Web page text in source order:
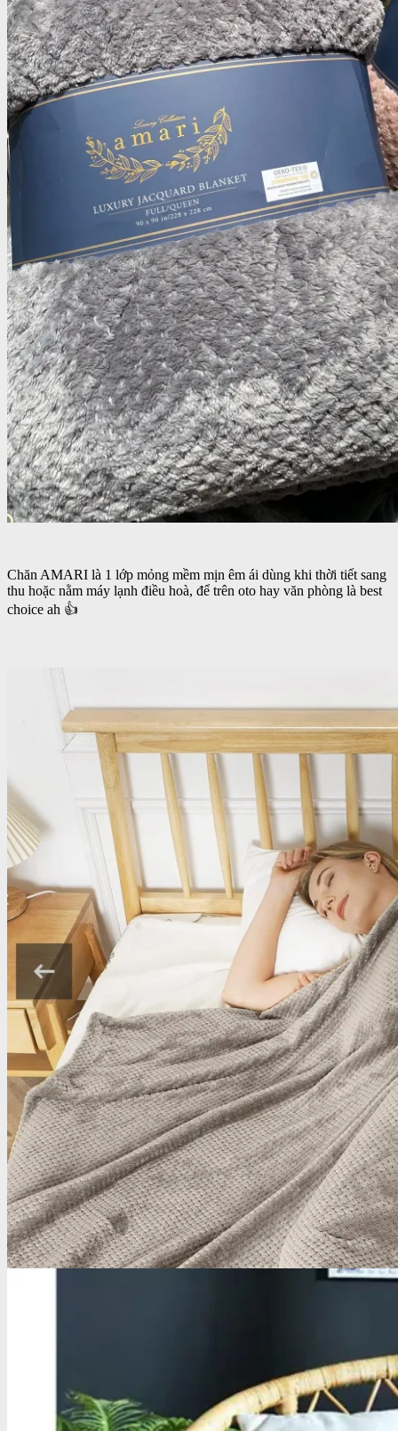
Chăn AMARI là 1 lớp mỏng mềm mịn êm ái dùng khi thời tiết sang
thu hoặc nằm máy lạnh điều hoà, để trên oto hay văn phòng là best
choice ah 👍